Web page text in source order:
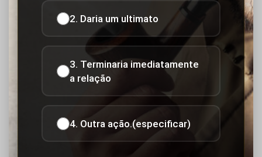
2. Daria um ultimato
3. Terminaria imediatamente
a relação
4. Outra ação.(especificar)